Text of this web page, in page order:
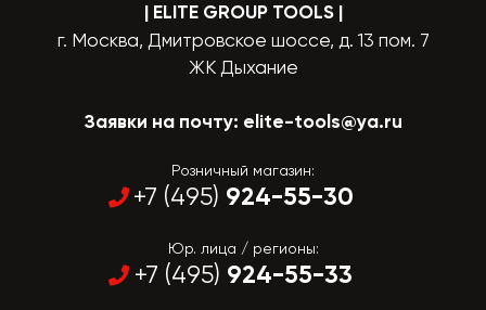
| ELITE GROUP TOOLS |
г. Москва, Дмитровское шоссе, д. 13 пом. 7
ЖК Дыхание
Заявки на почту: elite-tools@ya.ru
Розничный магазин:
+7 (495) 924-55-30
Юр. лица / регионы:
+7 (495) 924-55-33